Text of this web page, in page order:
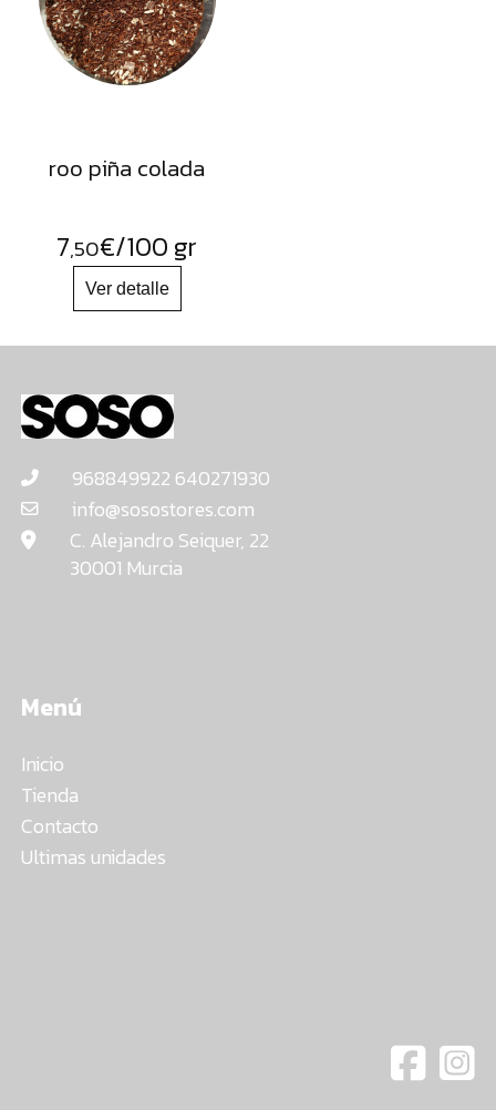
roo piña colada
7,50€/100 gr
968849922 640271930
info@sosostores.com
C. Alejandro Seiquer, 22
30001 Murcia
Menú
Inicio
Tienda
Contacto
Ultimas unidades